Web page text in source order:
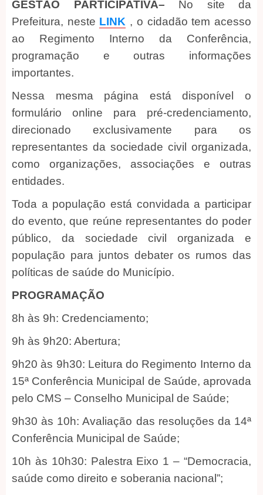
GESTÃO PARTICIPATIVA– No site da
Prefeitura, neste LINK , o cidadão tem acesso
ao Regimento Interno da Conferência,
programação e outras informações
importantes.
Nessa mesma página está disponível o
formulário online para pré-credenciamento,
direcionado exclusivamente para os
representantes da sociedade civil organizada,
como organizações, associações e outras
entidades.
Toda a população está convidada a participar
do evento, que reúne representantes do poder
público, da sociedade civil organizada e
população para juntos debater os rumos das
políticas de saúde do Município.
PROGRAMAÇÃO
8h às 9h: Credenciamento;
9h às 9h20: Abertura;
9h20 às 9h30: Leitura do Regimento Interno da
15ª Conferência Municipal de Saúde, aprovada
pelo CMS – Conselho Municipal de Saúde;
9h30 às 10h: Avaliação das resoluções da 14ª
Conferência Municipal de Saúde;
10h às 10h30: Palestra Eixo 1 – “Democracia,
saúde como direito e soberania nacional”;